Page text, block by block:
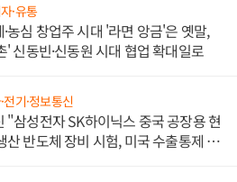
·유통
농심 창업주 시대 '라면 앙금'은 옛말,
' 신동빈·신동원 시대 협업 확대일로
전기·정보통신
"삼성전자 SK하이닉스 중국 공장용 현
산 반도체 장비 시험, 미국 수출통제 대